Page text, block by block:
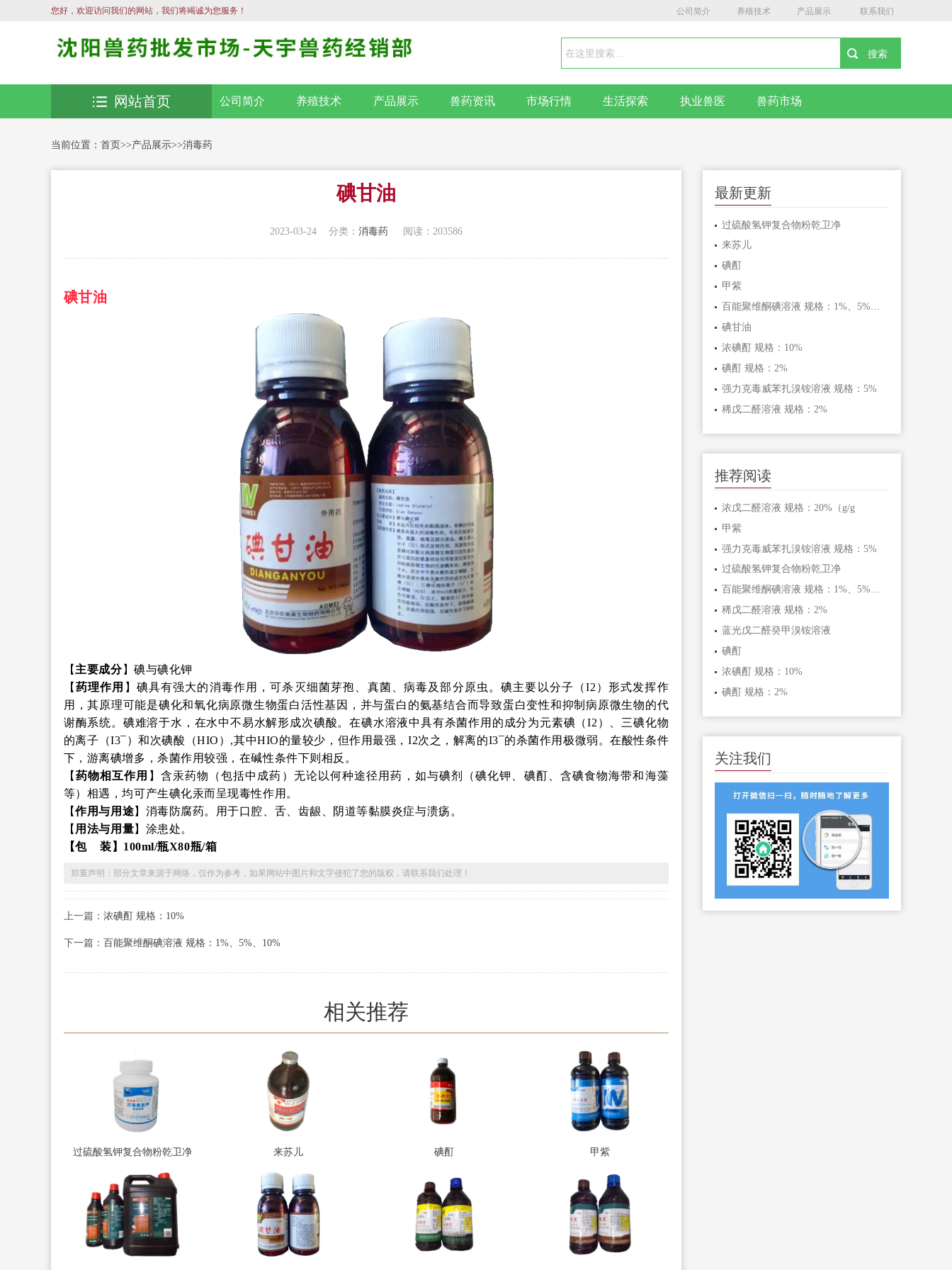
您好，欢迎访问我们的网站，我们将竭诚为您服务！ 公司简介 养殖技术 产品展示 联系我们
公司简介 养殖技术 产品展示 兽药资讯 市场行情 生活探索 执业兽医 兽药市场
网站首页
当前位置： 首页>>产品展示>>消毒药
碘甘油
2023-03-24 分类： 消毒药 阅读：203586
碘甘油
【 主要成分】碘与碘化钾
【 药理作用 】碘具有强大的消毒作用，可杀灭细菌芽孢、真菌、病毒及部分原虫。碘主要以分子（I2 ）形式发挥作
用，其原理可能是碘化和氧化病原微生物蛋白活性基因，并与蛋白的氨基结合而导致蛋白变性和抑制病原微生物的代
谢酶系统。碘难溶于水，在水中不易水解形成次碘酸。在碘水溶液中具有杀菌作用的成分为元素碘（I2 ）、三碘化物
的离子（I3¯）和次碘酸（HIO）,其中HIO的量较少，但作用最强，I2次之，解离的I3¯的杀菌作用极微弱。在酸性条件
下，游离碘增多，杀菌作用较强，在碱性条件下则相反。
【 药物相互作用 】含汞药物（包括中成药）无论以何种途径用药，如与碘剂（碘化钾、碘酊、含碘食物海带和海藻
等）相遇，均可产生碘化汞而呈现毒性作用。
【作用与用途】消毒防腐药。用于口腔、舌、齿龈、阴道等黏膜炎症与溃疡。
【 用法与用量】涂患处。
【包 装 】 100ml/瓶X80瓶/箱
郑重声明：部分文章来源于网络，仅作为参考，如果网站中图片和文字侵犯了您的版权，请联系我们处理！
上一篇： 浓碘酊 规格：10%
下一篇： 百能聚维酮碘溶液 规格：1%、5%、10%
相关推荐
过硫酸氢钾复合物粉乾卫净 来苏儿 碘酊 甲紫
最新更新
过硫酸氢钾复合物粉乾卫净
来苏儿
碘酊
甲紫
百能聚维酮碘溶液 规格：1%、5%、10%
碘甘油
浓碘酊 规格：10%
碘酊 规格：2%
强力克毒威苯扎溴铵溶液 规格：5%
稀戊二醛溶液 规格：2%
推荐阅读
浓戊二醛溶液 规格：20%（g/g
甲紫
强力克毒威苯扎溴铵溶液 规格：5%
过硫酸氢钾复合物粉乾卫净
百能聚维酮碘溶液 规格：1%、5%、10%
稀戊二醛溶液 规格：2%
蓝光戊二醛癸甲溴铵溶液
碘酊
浓碘酊 规格：10%
碘酊 规格：2%
关注我们